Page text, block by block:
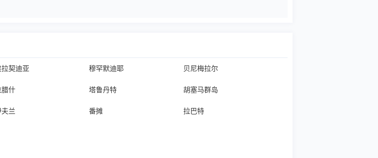
拉契迪亚 穆罕默迪耶 贝尼梅拉尔
腊什 塔鲁丹特 胡塞马群岛
夫兰 番摊 拉巴特